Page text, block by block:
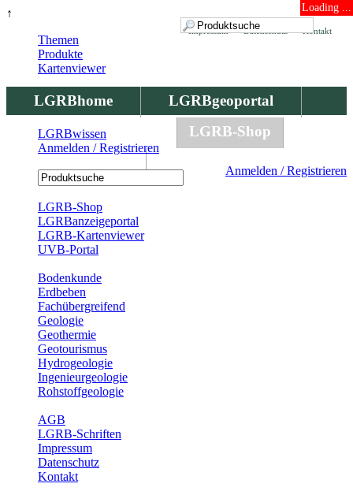
↑ Loading ...
Kontakt
Datenschutz
Impressum
LGRBhome
LGRBgeoportal
LGRBbohrungen
LGRB-Shop
Anmelden / Registrieren
Themen
Produkte
Kartenviewer
LGRBwissen
Anmelden / Registrieren
LGRB-Shop
LGRBanzeigeportal
LGRB-Kartenviewer
UVB-Portal
Bodenkunde
Erdbeben
Fachübergreifend
Geologie
Geothermie
Geotourismus
Hydrogeologie
Ingenieurgeologie
Rohstoffgeologie
AGB
LGRB-Schriften
Impressum
Datenschutz
Kontakt